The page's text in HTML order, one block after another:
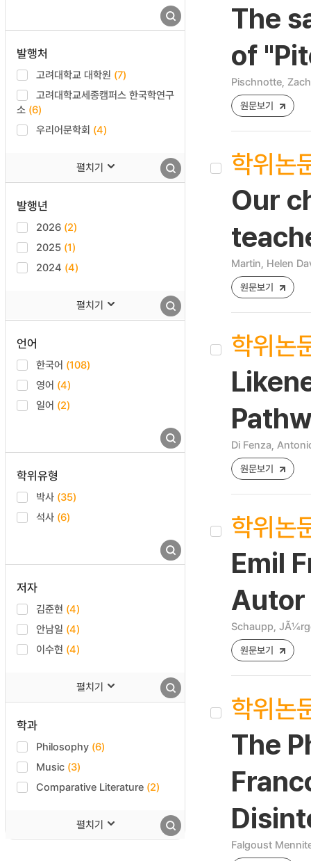
발행처
고려대학교 대학원 (7)
고려대학교세종캠퍼스 한국학연구
소 (6)
우리어문학회 (4)
펼치기
발행년
2026 (2)
2025 (1)
2024 (4)
펼치기
언어
한국어 (108)
영어 (4)
일어 (2)
학위유형
박사 (35)
석사 (6)
저자
김준현 (4)
안남일 (4)
이수현 (4)
펼치기
학과
Philosophy (6)
Music (3)
Comparative Literature (2)
펼치기
The
of
Pischnotte,
원문보기
학위논
Our
Martin, Helen
원문보기
학위논
Di Fenza,
원문보기
학위논
Emil
Autor
Schaupp,
원문보기
학위논
The
Falgoust